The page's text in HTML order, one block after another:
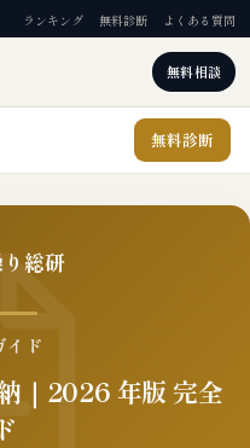
ランキング 無料診断 よくある質問
無料相談
無料診断
総研
イド
｜2026 年版 完全